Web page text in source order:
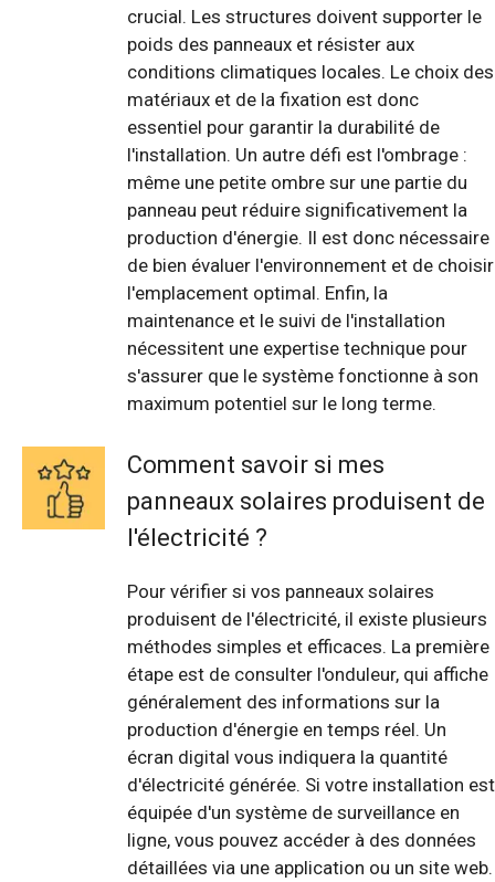
crucial. Les structures doivent supporter le
poids des panneaux et résister aux
conditions climatiques locales. Le choix des
matériaux et de la fixation est donc
essentiel pour garantir la durabilité de
l'installation. Un autre défi est l'ombrage :
même une petite ombre sur une partie du
panneau peut réduire significativement la
production d'énergie. Il est donc nécessaire
de bien évaluer l'environnement et de choisir
l'emplacement optimal. Enfin, la
maintenance et le suivi de l'installation
nécessitent une expertise technique pour
s'assurer que le système fonctionne à son
maximum potentiel sur le long terme.
Comment savoir si mes
panneaux solaires produisent de
l'électricité ?
Pour vérifier si vos panneaux solaires
produisent de l'électricité, il existe plusieurs
méthodes simples et efficaces. La première
étape est de consulter l'onduleur, qui affiche
généralement des informations sur la
production d'énergie en temps réel. Un
écran digital vous indiquera la quantité
d'électricité générée. Si votre installation est
équipée d'un système de surveillance en
ligne, vous pouvez accéder à des données
détaillées via une application ou un site web.